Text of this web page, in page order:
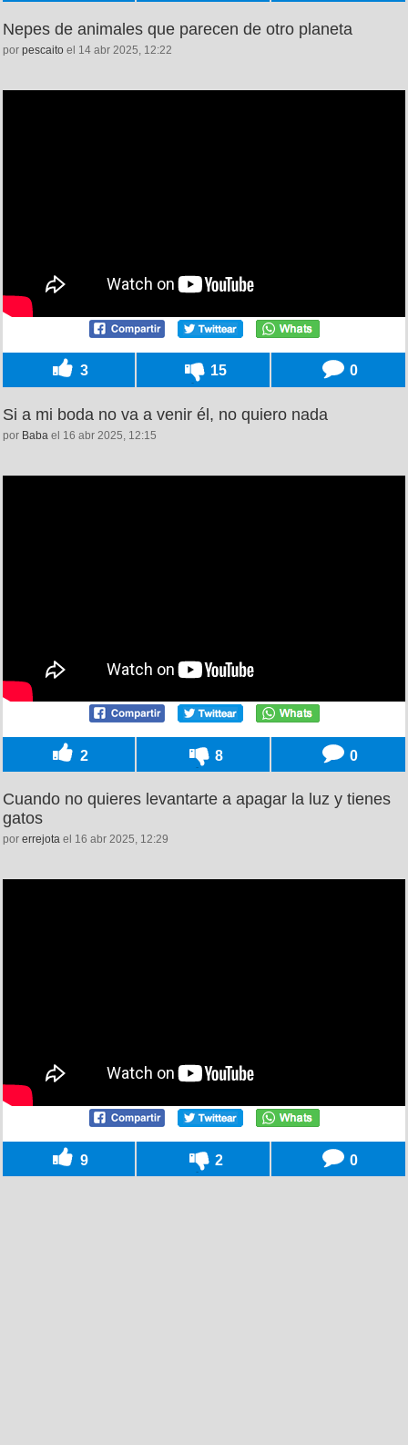
Nepes de animales que parecen de otro planeta
por pescaito el 14 abr 2025, 12:22
3 15 0
Si a mi boda no va a venir él, no quiero nada
por Baba el 16 abr 2025, 12:15
2 8 0
Cuando no quieres levantarte a apagar la luz y tienes
gatos
por errejota el 16 abr 2025, 12:29
9 2 0